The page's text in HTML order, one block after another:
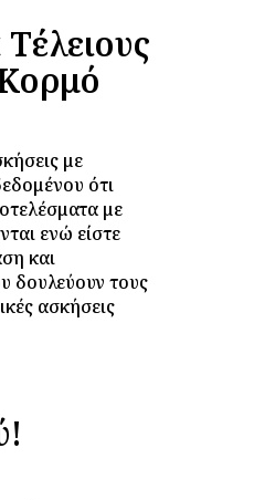
με
ότι
με
ενώ είστε
και
δουλεύουν τους
ασκήσεις